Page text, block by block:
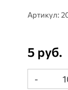
Артикул:
5 руб.
-